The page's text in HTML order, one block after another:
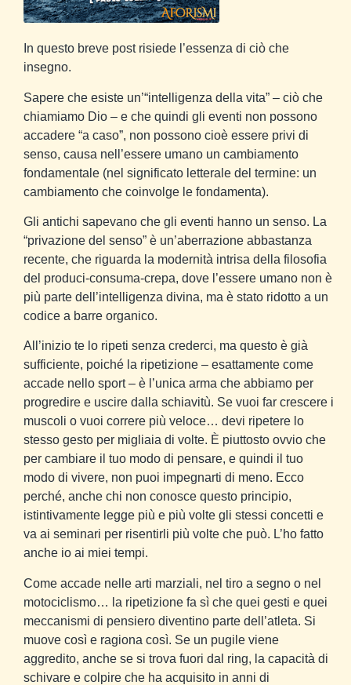
In questo breve post risiede l’essenza di ciò che
insegno.
Sapere che esiste un’“intelligenza della vita” – ciò che
chiamiamo Dio – e che quindi gli eventi non possono
accadere “a caso”, non possono cioè essere privi di
senso, causa nell’essere umano un cambiamento
fondamentale (nel significato letterale del termine: un
cambiamento che coinvolge le fondamenta).
Gli antichi sapevano che gli eventi hanno un senso. La
“privazione del senso” è un’aberrazione abbastanza
recente, che riguarda la modernità intrisa della filosofia
del produci-consuma-crepa, dove l’essere umano non è
più parte dell’intelligenza divina, ma è stato ridotto a un
codice a barre organico.
All’inizio te lo ripeti senza crederci, ma questo è già
sufficiente, poiché la ripetizione – esattamente come
accade nello sport – è l’unica arma che abbiamo per
progredire e uscire dalla schiavitù. Se vuoi far crescere i
muscoli o vuoi correre più veloce… devi ripetere lo
stesso gesto per migliaia di volte. È piuttosto ovvio che
per cambiare il tuo modo di pensare, e quindi il tuo
modo di vivere, non puoi impegnarti di meno. Ecco
perché, anche chi non conosce questo principio,
istintivamente legge più e più volte gli stessi concetti e
va ai seminari per risentirli più volte che può. L’ho fatto
anche io ai miei tempi.
Come accade nelle arti marziali, nel tiro a segno o nel
motociclismo… la ripetizione fa sì che quei gesti e quei
meccanismi di pensiero diventino parte dell’atleta. Si
muove così e ragiona così. Se un pugile viene
aggredito, anche se si trova fuori dal ring, la capacità di
schivare e colpire che ha acquisito in anni di